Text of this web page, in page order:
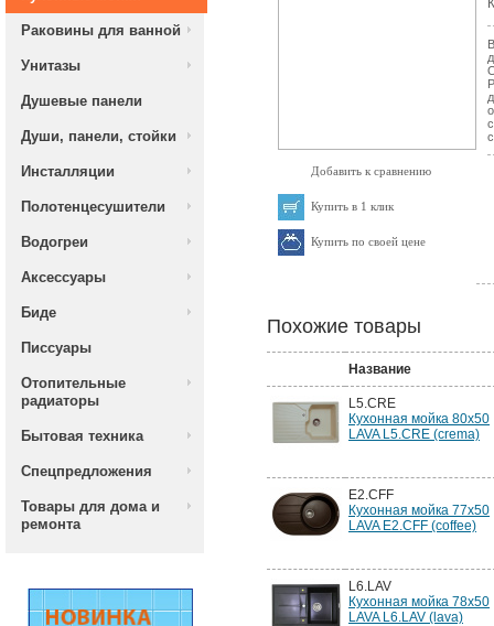
Раковины для ванной
Унитазы
Душевые панели
Души, панели, стойки
Инсталляции
Полотенцесушители
Водогреи
Аксессуары
Биде
Писсуары
Отопительные
радиаторы
Бытовая техника
Спецпредложения
Товары для дома и
ремонта
Добавить к сравнению
Купить в 1 клик
Купить по своей цене
Похожие товары
Название
L5.CRE
Кухонная мойка 80x50
LAVA L5.CRE (crema)
E2.CFF
Кухонная мойка 77x50
LAVA E2.CFF (coffee)
L6.LAV
Кухонная мойка 78x50
LAVA L6.LAV (lava)